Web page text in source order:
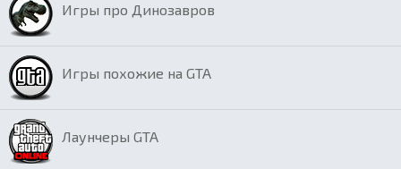
Игры про Динозавров
Игры похожие на GTA
Лаунчеры GTA